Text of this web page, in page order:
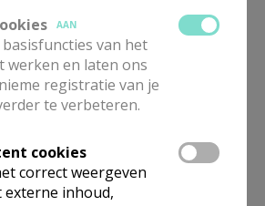
weekendvieringen plaats. Via de
je het aanbod van kerken in de buurt
AAN
van het
werken en laten ons
registratie van je
te verbeteren.
cookies
correct weergeven
externe inhoud,